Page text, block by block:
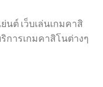
นต์ เว็บเล่นเกมคาสิ
การเกมคาสิโนต่างๆ